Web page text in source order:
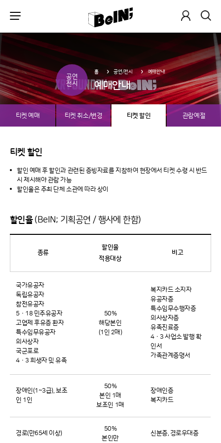
홈 공연/전시 예매안내
공연
전시
예매안내
티켓 예매 티켓 취소/변경 티켓 할인 관람예절
티켓 할인
할인 예매 후 할인과 관련된 증빙자료를 지참하여 현장에서 티켓 수령 시 반드
시 제시해야 관람 가능
할인율은 주최 단체 소관에 따라 상이
할인율 (BeIN; 기획공연 / 행사에 한함)
종류
할인율
적용대상
비고
국가유공자
독립유공자
참전유공자
5ㆍ18 민주유공자
고엽제 후유증 환자
특수임무유공자
의사상자
국군포로
4ㆍ3 희생자 및 유족
50%
해당본인
(1인 2매)
복지카드 소지자
유공자증
특수임무수행자증
의사상자증
유족진료증
4ㆍ3 사업소 발행 확
인서
가족관계증명서
장애인(1~3급), 보조
인 1인
50%
본인 1매
보조인 1매
장애인증
복지카드
경로(만65세 이상)
50%
본인만
신분증, 경로우대증